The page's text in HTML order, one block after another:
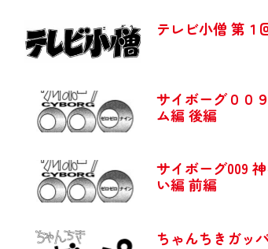
テレビ小僧 第１
サイボーグ００
ム編 後編
サイボーグ009
い編 前編
ちゃんちきガッ